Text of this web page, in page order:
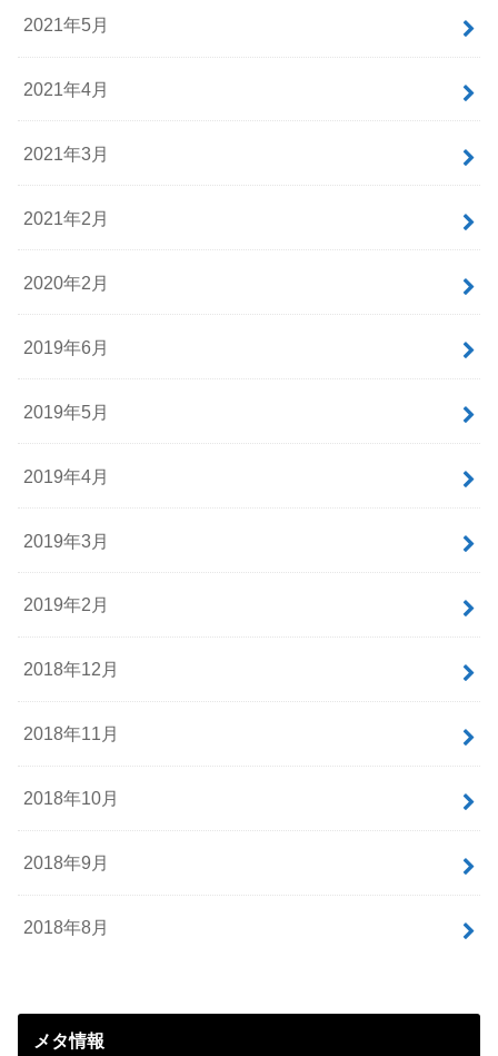
2021年5月
2021年4月
2021年3月
2021年2月
2020年2月
2019年6月
2019年5月
2019年4月
2019年3月
2019年2月
2018年12月
2018年11月
2018年10月
2018年9月
2018年8月
メタ情報